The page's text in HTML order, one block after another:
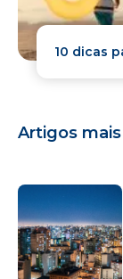
10 dicas
Artigos